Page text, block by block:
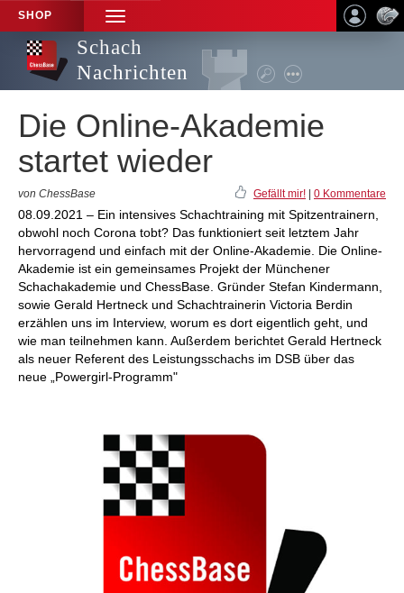
SHOP
TOGGLE
NAVIGATION
Schach
Nachrichten
Die Online-Akademie
startet wieder
von ChessBase Gefällt mir! 0 Kommentare
08.09.2021 – Ein intensives Schachtraining mit Spitzentrainern,
obwohl noch Corona tobt? Das funktioniert seit letztem Jahr
hervorragend und einfach mit der Online-Akademie. Die Online-
Akademie ist ein gemeinsames Projekt der Münchener
Schachakademie und ChessBase. Gründer Stefan Kindermann,
sowie Gerald Hertneck und Schachtrainerin Victoria Berdin
erzählen uns im Interview, worum es dort eigentlich geht, und
wie man teilnehmen kann. Außerdem berichtet Gerald Hertneck
als neuer Referent des Leistungsschachs im DSB über das
neue „Powergirl-Programm"